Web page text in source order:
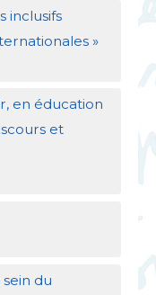
inclusifs
»
en éducation
et
du